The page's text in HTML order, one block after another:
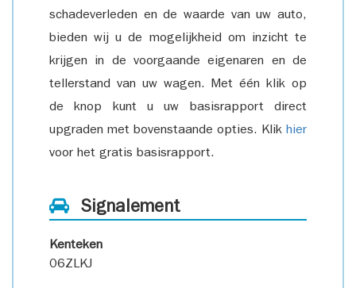
schadeverleden en de waarde van uw auto,
bieden wij u de mogelijkheid om inzicht te
krijgen in de voorgaande eigenaren en de
tellerstand van uw wagen. Met één klik op
de knop kunt u uw basisrapport direct
upgraden met bovenstaande opties. Klik hier
voor het gratis basisrapport.
Signalement
Kenteken
06ZLKJ